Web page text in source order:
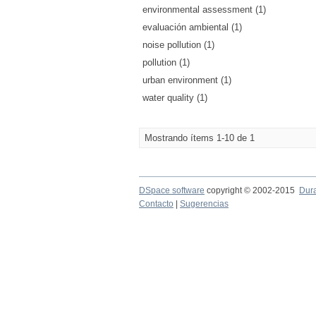
environmental assessment (1)
evaluación ambiental (1)
noise pollution (1)
pollution (1)
urban environment (1)
water quality (1)
Mostrando ítems 1-10 de 1
DSpace software copyright © 2002-2015
Contacto
Sugerencias